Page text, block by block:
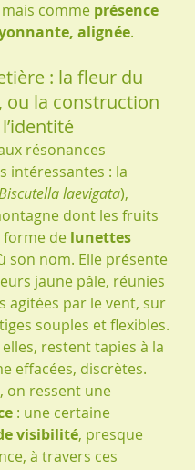
comme présence
alignée.
: la fleur du
ou la construction
résonances
intéressantes : la
laevigata),
dont les fruits
de lunettes
son nom. Elle présente
jaune pâle, réunies
agitées par le vent, sur
souples et flexibles.
restent tapies à la
effacées, discrètes.
on ressent une
: une certaine
visibilité, presque
à travers ces